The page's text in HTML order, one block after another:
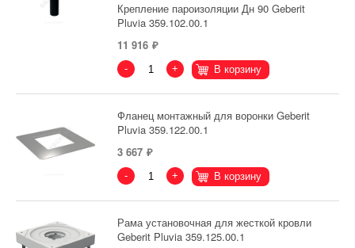
Крепление пароизоляции Дн 90 Geberit
Pluvia 359.102.00.1
11 916
- + В корзину
Фланец монтажный для воронки Geberit
Pluvia 359.122.00.1
3 667
- + В корзину
Рама установочная для жесткой кровли
Geberit Pluvia 359.125.00.1